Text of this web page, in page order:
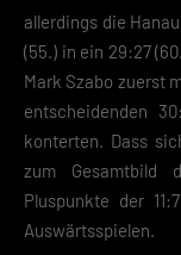
allerdings die
(55.) in ein 29:27
Mark Szabo zuerst
entscheidenden
konterten. Dass
zum Gesamtbild
Pluspunkte der
Auswärtsspielen.
Essenziell (2)
Essenzielle Cookies
einwandfreie Funktion